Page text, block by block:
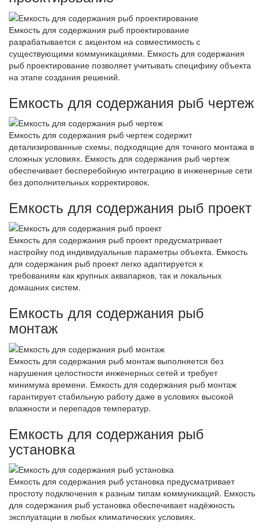
Емкость для содержания рыб проектирование
разрабатывается с акцентом на совместимость с
существующими коммуникациями. Емкость для содержания
рыб проектирование позволяет учитывать специфику объекта
на этапе создания решений.
Емкость для содержания рыб чертеж
Емкость для содержания рыб чертеж содержит
детализированные схемы, подходящие для точного монтажа в
сложных условиях. Емкость для содержания рыб чертеж
обеспечивает бесперебойную интеграцию в инженерные сети
без дополнительных корректировок.
Емкость для содержания рыб проект
Емкость для содержания рыб проект предусматривает
настройку под индивидуальные параметры объекта. Емкость
для содержания рыб проект легко адаптируется к
требованиям как крупных аквапарков, так и локальных
домашних систем.
Емкость для содержания рыб
монтаж
Емкость для содержания рыб монтаж выполняется без
нарушения целостности инженерных сетей и требует
минимума времени. Емкость для содержания рыб монтаж
гарантирует стабильную работу даже в условиях высокой
влажности и перепадов температур.
Емкость для содержания рыб
установка
Емкость для содержания рыб установка предусматривает
простоту подключения к разным типам коммуникаций. Емкость
для содержания рыб установка обеспечивает надёжность
эксплуатации в любых климатических условиях.